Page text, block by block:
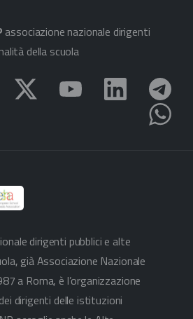
associazione nazionale dirigenti
della scuola
dirigenti pubblici e alte
già Associazione Nazionale
a Roma, è l’organizzazione
dirigenti delle istituzioni